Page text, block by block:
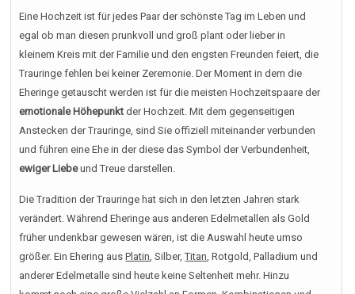
Eine Hochzeit ist für jedes Paar der schönste Tag im Leben und
egal ob man diesen prunkvoll und groß plant oder lieber in
kleinem Kreis mit der Familie und den engsten Freunden feiert, die
Trauringe fehlen bei keiner Zeremonie. Der Moment in dem die
Eheringe getauscht werden ist für die meisten Hochzeitspaare der
emotionale Höhepunkt der Hochzeit. Mit dem gegenseitigen
Anstecken der Trauringe, sind Sie offiziell miteinander verbunden
und führen eine Ehe in der diese das Symbol der Verbundenheit,
ewiger Liebeund Treue darstellen.
Die Tradition der Trauringe hat sich in den letzten Jahren stark
verändert. Während Eheringe aus anderen Edelmetallen als Gold
früher undenkbar gewesen wären, ist die Auswahl heute umso
größer. Ein Ehering ausPlatin, Silber,Titan, Rotgold, Palladium und
anderer Edelmetalle sind heute keine Seltenheit mehr. Hinzu